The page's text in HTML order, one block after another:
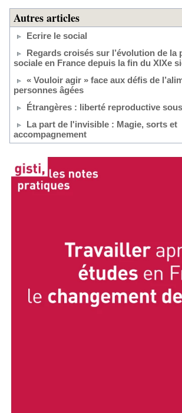
Autres articles
Ecrire le social
Regards croisés sur l’évolution de la
sociale en France depuis la fin du XIXe
« Vouloir agir » face aux défis de
personnes âgées
Étrangères : liberté reproductive
La part de l'invisible : Magie, sorts et
accompagnement